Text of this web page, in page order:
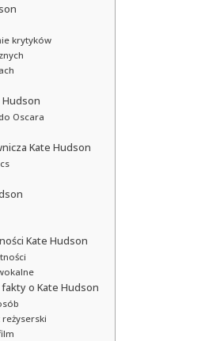
krytyków
Hudson
Oscara
Kate Hudson
Kate Hudson
o Kate Hudson